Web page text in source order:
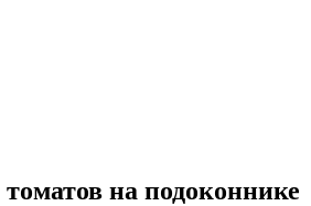
на подоконнике